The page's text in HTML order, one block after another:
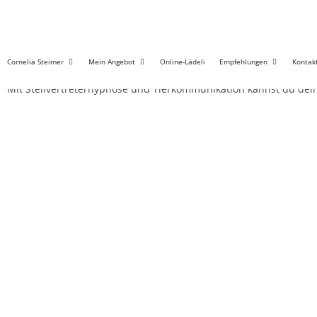
Cornelia Steimer Mein Angebot Online-Lädeli Empfehlungen
Mit Stellvertreterhypnose und Tierkommunikation kannst du